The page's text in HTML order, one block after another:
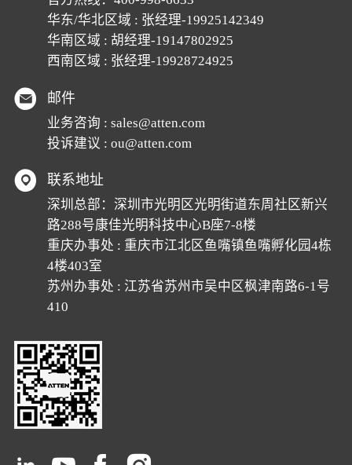
华东/华北区域 : 张经理-19925142349
华南区域 : 胡经理-19147802925
西南区域 : 张经理-19928724925
邮件
业务咨询 : sales@atten.com
投诉建议 : ou@atten.com
联系地址
深圳总部：深圳市光明区光明街道东周社区新兴
路288号康佳光明科技中心B座7-8楼
重庆办事处 : 重庆市江北区鱼嘴镇鱼嘴孵化园4栋
4楼403室
苏州办事处 : 江苏省苏州市吴中区枫津南路6-1号
410